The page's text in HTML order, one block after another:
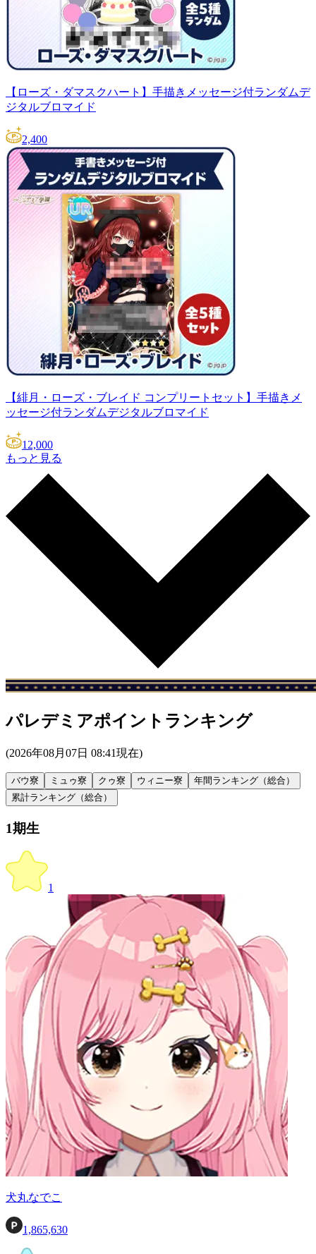
【ローズ・ダマスクハート】手描きメッセージ付ランダムデ
ジタルブロマイド
2,400
【緋月・ローズ・ブレイド コンプリートセット】手描きメ
ッセージ付ランダムデジタルブロマイド
12,000
もっと見る
パレデミアポイントランキング
(2026年08月07日 08:41現在)
バウ寮 ミュゥ寮 クゥ寮 ウィニー寮
年間ランキング（総合）
累計ランキング（総合）
1期生
1
犬丸なでこ
1,865,630